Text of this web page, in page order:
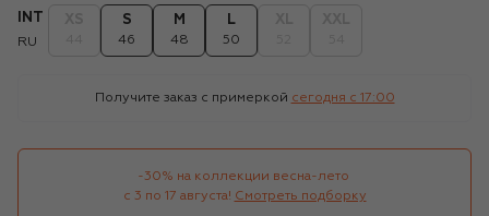
INT
RU
S
46
M
48
L
50
Получите заказ с примеркой сегодня c 17:00
-30% на коллекции весна-лето
с 3 по 17 августа! Смотреть подборку